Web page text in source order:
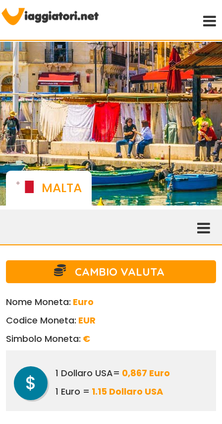
MALTA
CAMBIO VALUTA
Nome Moneta: Euro
Codice Moneta: EUR
Simbolo Moneta: €
$ 1 Dollaro USA= 0,867 Euro
1 Euro = 1.15 Dollaro USA